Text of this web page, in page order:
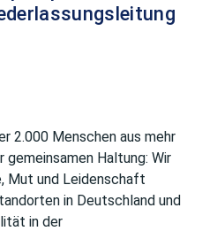
2.000 Menschen aus mehr
Haltung: Wir
Mut und Leidenschaft
in Deutschland und
in der